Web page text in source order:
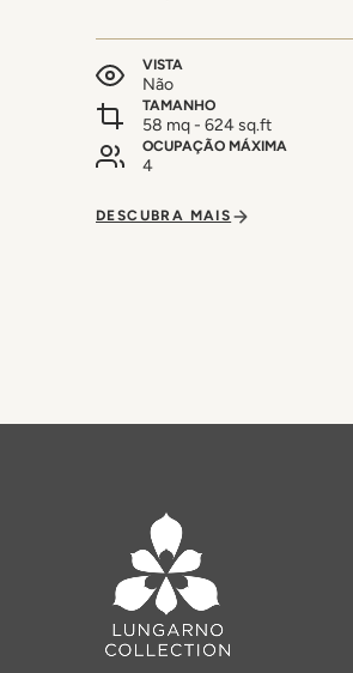
VISTA
Não
TAMANHO
58 mq - 624 sq.ft
OCUPAÇÃO MÁXIMA
4
DESCUBRA MAIS